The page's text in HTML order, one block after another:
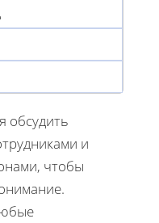
обсудить
и
чтобы